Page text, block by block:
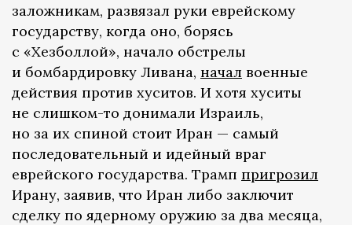
заложникам, развязал руки еврейскому
государству, когда оно, борясь
с «Хезболлой», начало обстрелы
и бомбардировку Ливана, начал военные
действия против хуситов. И хотя хуситы
не слишком-то донимали Израиль,
но за их спиной стоит Иран — самый
последовательный и идейный враг
еврейского государства. Трамп пригрозил
Ирану, заявив, что Иран либо заключит
сделку по ядерному оружию за два месяца,